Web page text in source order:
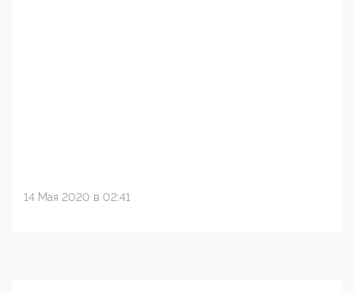
14 Мая 2020 в 02:41